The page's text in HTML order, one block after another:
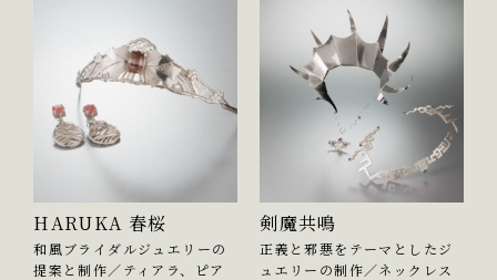
HARUKA 春桜
和風ブライダルジュエリーの
提案と制作／ティアラ、ピア
剣魔共鳴
正義と邪悪をテーマとしたジ
ュエリーの制作／ネックレス